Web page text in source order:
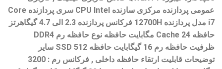
عمومی پردازنده مرکزی سازنده CPU Intel سری پردازنده Core
i7 مدل پردازنده 12700H فرکانس پردازنده 2.3 الی 4.7 گیگاهرتز
حافظه Cache 24 مگابایت حافظه نوع حافظه رم DDR4
ظرفیت حافظه رم 16 گیگابایت حافظه SSD 512 سایر
توضیحات قابلیت ارتقاء حافظه داخلی , فرکانس رم : 3200